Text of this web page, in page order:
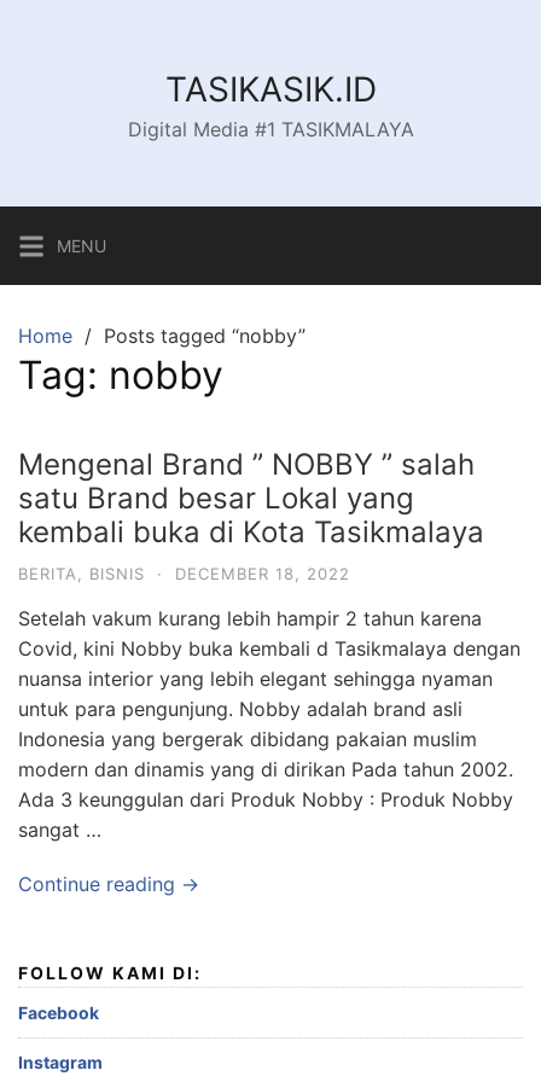
TASIKASIK.ID
Digital Media #1 TASIKMALAYA
MENU
Home Posts tagged “nobby”
Tag: nobby
Mengenal Brand ” NOBBY ” salah
satu Brand besar Lokal yang
kembali buka di Kota Tasikmalaya
BERITA BISNIS · DECEMBER 18, 2022
Setelah vakum kurang lebih hampir 2 tahun karena
Covid, kini Nobby buka kembali d Tasikmalaya dengan
nuansa interior yang lebih elegant sehingga nyaman
untuk para pengunjung. Nobby adalah brand asli
Indonesia yang bergerak dibidang pakaian muslim
modern dan dinamis yang di dirikan Pada tahun 2002.
Ada 3 keunggulan dari Produk Nobby : Produk Nobby
sangat …
Continue reading →
FOLLOW KAMI DI:
Facebook
Instagram